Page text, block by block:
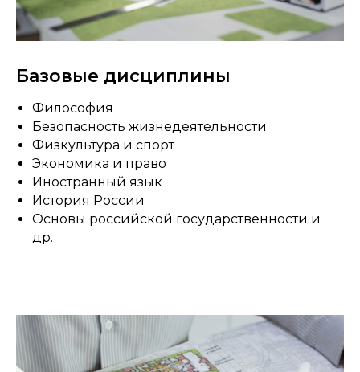
Базовые дисциплины
Философия
Безопасность жизнедеятельности
Физкультура и спорт
Экономика и право
Иностранный язык
История России
Основы российской государственности и
др.